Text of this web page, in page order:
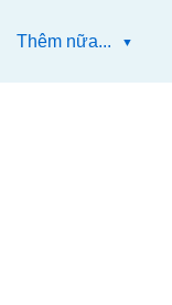
Thêm nữa...